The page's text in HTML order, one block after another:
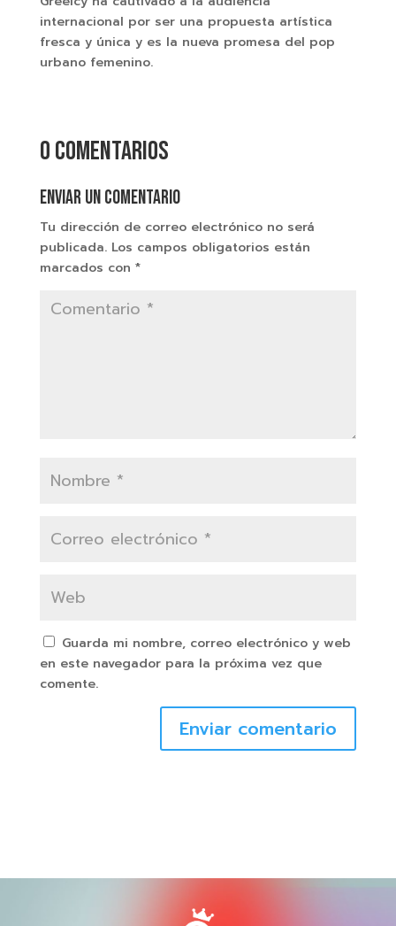
internacional por ser una propuesta artística
fresca y única y es la nueva promesa del pop
urbano femenino.
0 comentarios
Enviar un comentario
Tu dirección de correo electrónico no será
publicada. Los campos obligatorios están
marcados con *
Guarda mi nombre, correo electrónico y web
en este navegador para la próxima vez que
comente.
Enviar comentario